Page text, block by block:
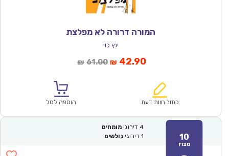
המורה דרורה לא מפלצת
ינץ לוי
₪ 61.00המחיר
₪61.00.
₪ 42.90המחיר
הוא:
כתוב חוות דעת הוספה לסל
10
מצוין
4 דירוגי מומחים
1 דירוגי גולשים